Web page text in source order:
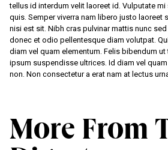
tellus id interdum velit laoreet id. Vulputate
quis. Semper viverra nam libero justo laoreet
nisi est sit. Nibh cras pulvinar mattis nunc
donec et odio pellentesque diam volutpat.
diam vel quam elementum. Felis bibendum
ipsum suspendisse ultrices. Id diam vel
non. Non consectetur a erat nam at lectus
More From